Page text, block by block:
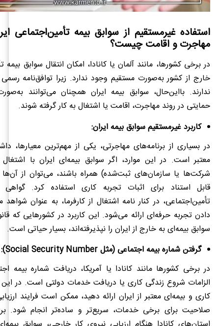
استفاده غیرمستقیم از سوابق بیمه تأمین‌اجتماعی
مهاجرت و اقامت چیست؟
در برخی کشورها، مانند آلمان یا کانادا، امکان انتقال سوابق بیمه
خارج از کشور به‌صورت مستقیم وجود ندارد. زیرا توافق‌نامه رسمی
ندارند. بااین‌حال، سوابق بیمه ایران همچنان می‌توانند
حمایتی در روند مهاجرت، اقامت یا اشتغال به کار گرفته شوند.
کاربرد غیرمستقیم سوابق بیمه ایران:
در بسیاری از برنامه‌های مهاجرتی، یکی از مهم‌ترین معیارها،
معتبر است. در این موارد، اگر سوابق بیمه‌ای ایران با
شرکت‌ها یا سازمان‌های ثبت‌شده) همراه باشند، می‌توان از
قابل استناد برای اثبات تجربه کاری استفاده کرد. گواهی
تأمین‌اجتماعی، در کنار نامه اشتغال از کارفرما، به عنوان شواهد
دادن تجربه حرفه‌ای ارائه می‌شود. این کاربرد در کشورهایی که
سوابق بیمه‌ای به خارج از ایران را نپذیرفته‌اند، بسیار حیاتی‌ است.
گرفتن شماره بیمه اجتماعی (مثل Social Security Number):
در برخی کشورها مانند کانادا یا آمریکا، دریافت شماره بیمه
الزامات شروع زندگی کاری یا دریافت خدمات دولتی است. در این
کاری و بیمه‌ای معتبر از ایران ارائه دهید، ممکن است فرایند
صلاحیت برای برخی خدمات، سریع‌تر و ساده‌تر انجام شود.